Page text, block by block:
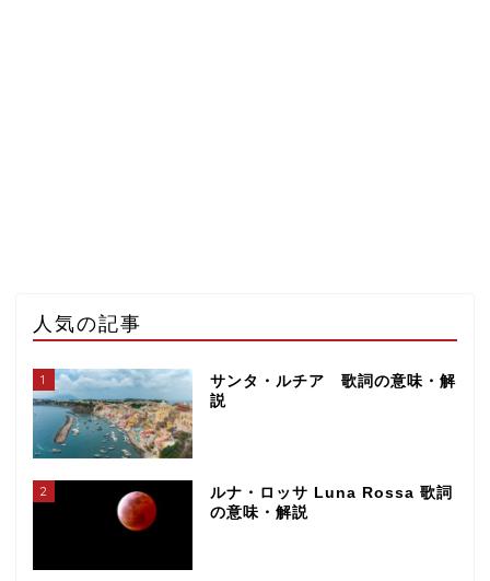
人気の記事
1
サンタ・ルチア 歌詞の意味・解
説
2
ルナ・ロッサ Luna Rossa 歌詞
の意味・解説